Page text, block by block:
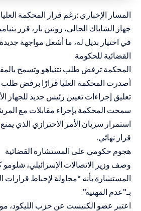
المسار الإخباري :رغم قرار المحكمة
جهاز الشاباك الحالي، رونين بار، قرر
في اختيار بديل له، ما أشعل مواجهة
القضائية للحكومة.
المحكمة ترفض طلب نتنياهو وتسمح
أصدرت المحكمة العليا قرارًا برفض طلب
تعليق إجراءات تعيين رئيس جديد للجهاز
سمحت المحكمة بإجراء مقابلات مع
استمرار سريان الأمر الاحترازي الذي
قرار نهائي.
هجوم حكومي على المستشارة القضائية
وصف وزير الاتصالات الإسرائيلي،
المستشارة بأنه “محاولة لإحباط قرارات
بـ”عدم المهنية”.
اعتبر عضو الكنيست عن حزب الليكود،